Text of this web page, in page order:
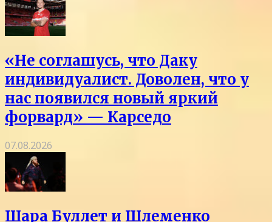
«Не соглашусь, что Даку
индивидуалист. Доволен, что у
нас появился новый яркий
форвард» — Карседо
07.08.2026
Шара Буллет и Шлеменко